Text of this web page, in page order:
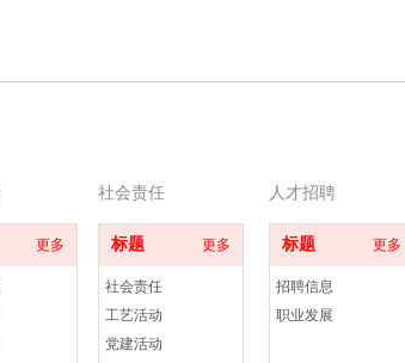
更多 标题 更多
社会责任
工艺活动
党建活动
标题 更多
招聘信息
职业发展
社会责任 人才招聘